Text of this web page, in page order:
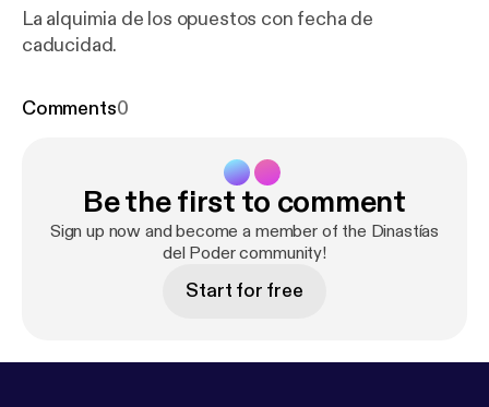
La alquimia de los opuestos con fecha de
caducidad.
Comments0
Be the first to comment
Sign up now and become a member of the Dinastías
del Poder community!
Start for free